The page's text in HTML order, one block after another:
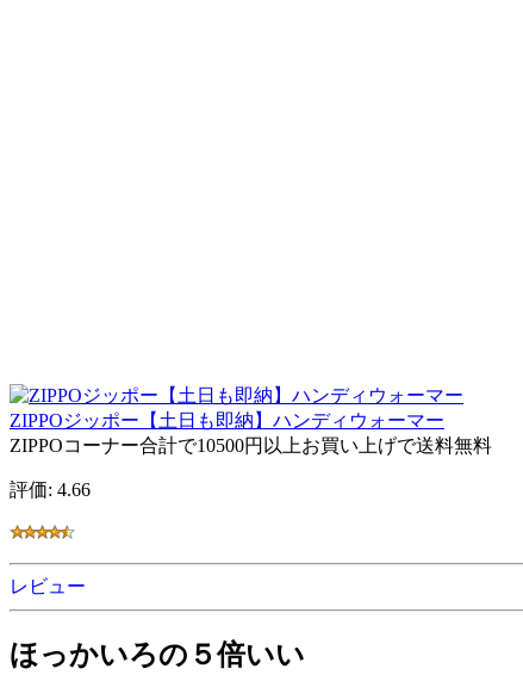
ZIPPOジッポー【土日も即納】ハンディウォーマー
ZIPPOコーナー合計で10500円以上お買い上げで送料無料
評価: 4.66
レビュー
ほっかいろの５倍いい